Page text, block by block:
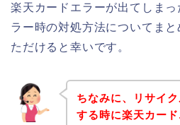
楽天カードエラーが出てしま
ラー時の対処方法についてま
ただけると幸いです。
ちなみに、リサイ
する時に楽天カー